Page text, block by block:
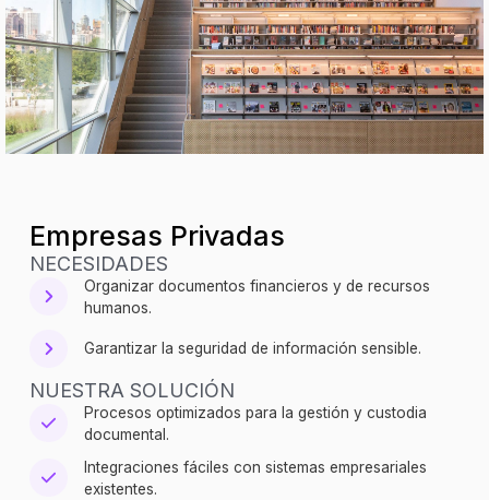
Empresas Privadas
NECESIDADES
Organizar documentos financieros y de recursos
humanos.
Garantizar la seguridad de información sensible.
NUESTRA SOLUCIÓN
Procesos optimizados para la gestión y custodia
documental.
Integraciones fáciles con sistemas empresariales
existentes.